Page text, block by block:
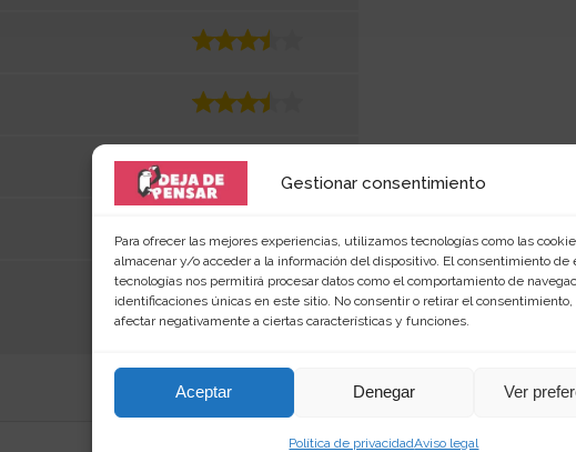
Gestionar consentimiento
Para ofrecer las mejores experiencias, utilizamos tecnologías como las
almacenar y/o acceder a la información del dispositivo. El consentimiento de
tecnologías nos permitirá procesar datos como el comportamiento de
identificaciones únicas en este sitio. No consentir o retirar el
afectar negativamente a ciertas características y funciones.
Aceptar Denegar Ver
Política de privacidadAviso legal